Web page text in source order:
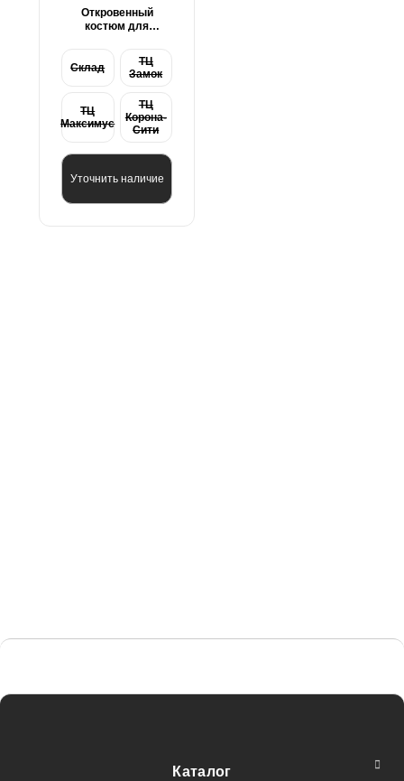
Откровенный
костюм для
Учительница Candy
Girl Ginger OS
Склад
ТЦ
Замок
ТЦ
Максимус
ТЦ
Корона-
Сити
Уточнить наличие
Каталог